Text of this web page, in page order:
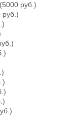
(5000 руб.)
руб.)